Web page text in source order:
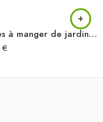
Chaises à manger de jardin avec coussins lot de 3 Acacia massif
€